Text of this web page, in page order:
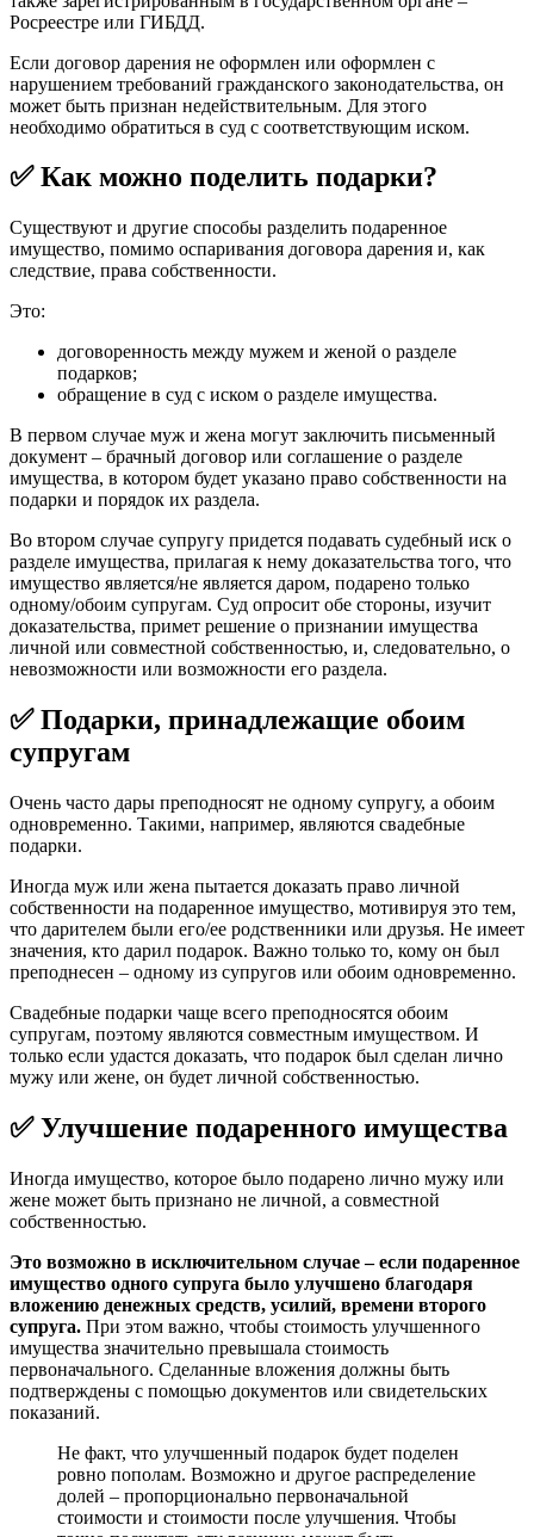
Росреестре или ГИБДД.
Если договор дарения не оформлен или оформлен с
нарушением требований гражданского законодательства, он
может быть признан недействительным. Для этого
необходимо обратиться в суд с соответствующим иском.
✅ Как можно поделить подарки?
Существуют и другие способы разделить подаренное
имущество, помимо оспаривания договора дарения и, как
следствие, права собственности.
Это:
договоренность между мужем и женой о разделе
подарков;
обращение в суд с иском о разделе имущества.
В первом случае муж и жена могут заключить письменный
документ – брачный договор или соглашение о разделе
имущества, в котором будет указано право собственности на
подарки и порядок их раздела.
Во втором случае супругу придется подавать судебный иск о
разделе имущества, прилагая к нему доказательства того, что
имущество является/не является даром, подарено только
одному/обоим супругам. Суд опросит обе стороны, изучит
доказательства, примет решение о признании имущества
личной или совместной собственностью, и, следовательно, о
невозможности или возможности его раздела.
✅ Подарки, принадлежащие обоим
супругам
Очень часто дары преподносят не одному супругу, а обоим
одновременно. Такими, например, являются свадебные
подарки.
Иногда муж или жена пытается доказать право личной
собственности на подаренное имущество, мотивируя это тем,
что дарителем были его/ее родственники или друзья. Не имеет
значения, кто дарил подарок. Важно только то, кому он был
преподнесен – одному из супругов или обоим одновременно.
Свадебные подарки чаще всего преподносятся обоим
супругам, поэтому являются совместным имуществом. И
только если удастся доказать, что подарок был сделан лично
мужу или жене, он будет личной собственностью.
✅ Улучшение подаренного имущества
Иногда имущество, которое было подарено лично мужу или
жене может быть признано не личной, а совместной
собственностью.
Это возможно в исключительном случае – если подаренное
имущество одного супруга было улучшено благодаря
вложению денежных средств, усилий, времени второго
супруга. При этом важно, чтобы стоимость улучшенного
имущества значительно превышала стоимость
первоначального. Сделанные вложения должны быть
подтверждены с помощью документов или свидетельских
показаний.
Не факт, что улучшенный подарок будет поделен
ровно пополам. Возможно и другое распределение
долей – пропорционально первоначальной
стоимости и стоимости после улучшения. Чтобы